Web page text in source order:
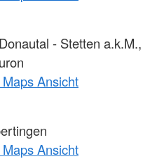
- Stetten a.k.M.,
Ansicht
Ansicht